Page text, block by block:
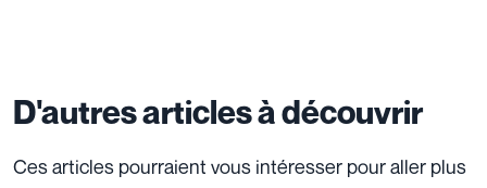
D'autres articles à découvrir
Ces articles pourraient vous intéresser pour aller plus